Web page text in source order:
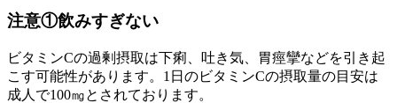
注意①飲みすぎない
ビタミンCの過剰摂取は下痢、吐き気、胃痙攣などを引き起
こす可能性があります。1日のビタミンCの摂取量の目安は
成人で100㎎とされております。